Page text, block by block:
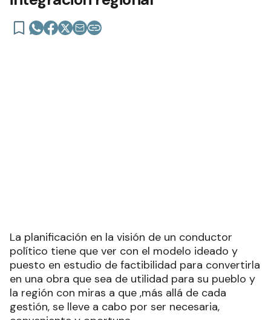
integración regional
La planificación en la visión de un conductor